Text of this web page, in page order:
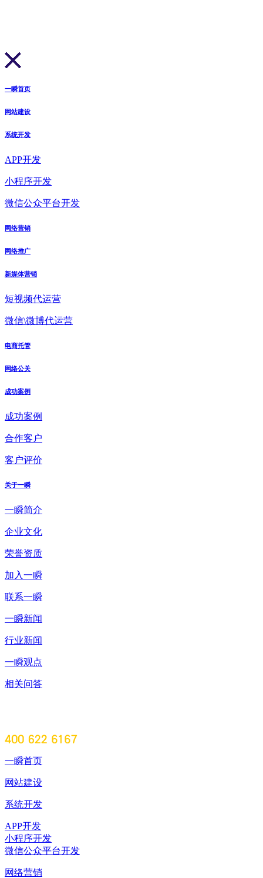
一瞬首页
网站建设
系统开发
APP开发
小程序开发
微信公众平台开发
网络营销
网络推广
新媒体营销
短视频代运营
微信\微博代运营
电商托管
网络公关
成功案例
成功案例
合作客户
客户评价
关于一瞬
一瞬简介
企业文化
荣誉资质
加入一瞬
联系一瞬
一瞬新闻
行业新闻
一瞬观点
相关问答
一瞬首页
网站建设
系统开发
APP开发
小程序开发
微信公众平台开发
网络营销